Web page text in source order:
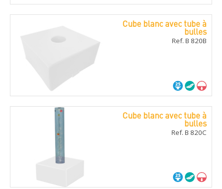
Cube blanc avec tube à
bulles
Ref. B 820B
Cube blanc avec tube à
bulles
Ref. B 820C